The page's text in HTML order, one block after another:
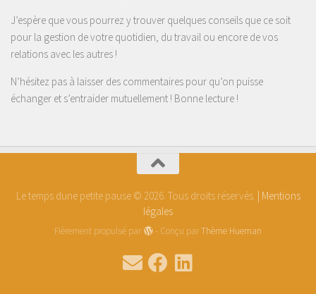
J’espère que vous pourrez y trouver quelques conseils que ce soit
pour la gestion de votre quotidien, du travail ou encore de vos
relations avec les autres !
N’hésitez pas à laisser des commentaires pour qu’on puisse
échanger et s’entraider mutuellement ! Bonne lecture !
Le temps dune petite pause © 2026. Tous droits réservés. | Mentions
légales
Fièrement propulsé par - Conçu parThème Hueman